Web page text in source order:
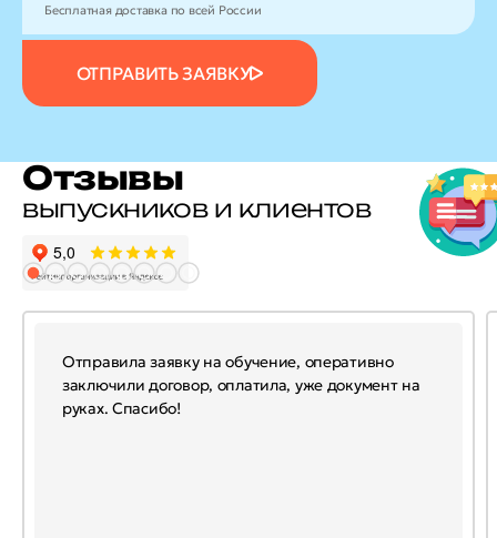
ОТПРАВИТЬ ЗАЯВКУ
Бесплатная доставка по всей России
Отзывы
выпускников и клиентов
Отправила заявку на обучение, оперативно
заключили договор, оплатила, уже документ на
руках. Спасибо!